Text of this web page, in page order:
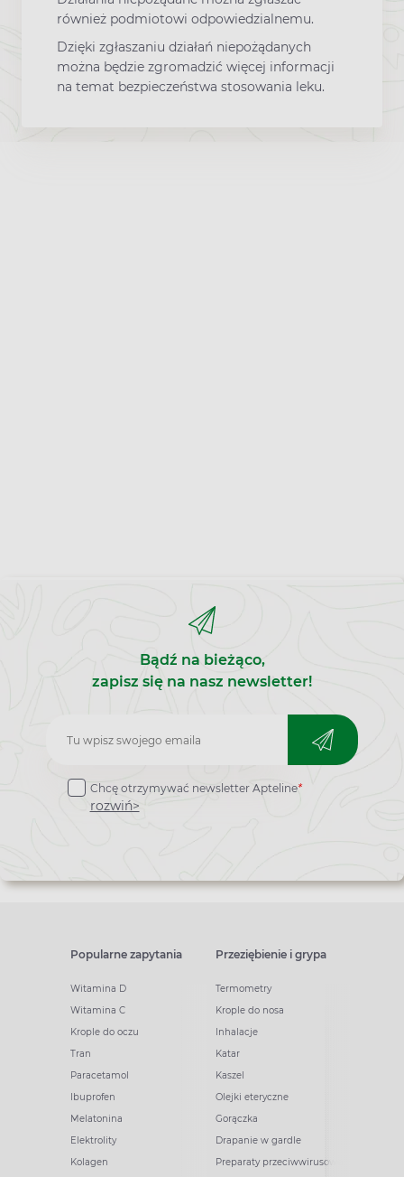
również podmiotowi odpowiedzialnemu.
Dzięki zgłaszaniu działań niepożądanych
można będzie zgromadzić więcej informacji
na temat bezpieczeństwa stosowania leku.
Bądź na bieżąco,
zapisz się na nasz newsletter!
Zapisz
do
newslettera
Chcę otrzymywać newsletter Apteline*
rozwiń>
Popularne zapytania
Witamina D
Witamina C
Krople do oczu
Tran
Paracetamol
Ibuprofen
Melatonina
Elektrolity
Kolagen
Przeziębienie i grypa
Termometry
Krople do nosa
Inhalacje
Katar
Kaszel
Olejki eteryczne
Gorączka
Drapanie w gardle
Preparaty przeciwwirusowe